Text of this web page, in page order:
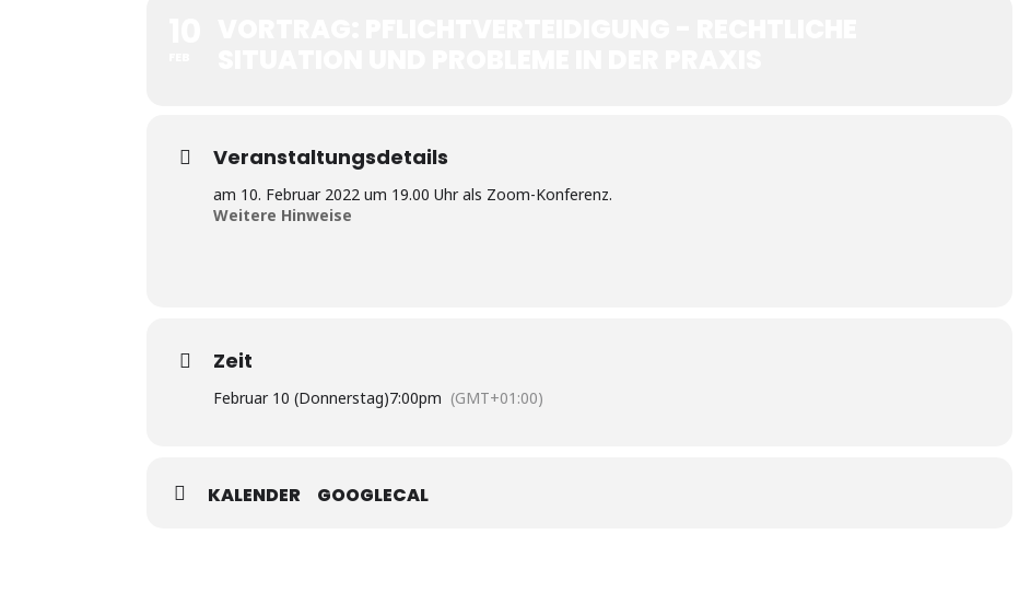
Veranstaltungsdetails
am 10. Februar 2022 um 19.00 Uhr als Zoom-Konferenz.
Weitere Hinweise
Zeit
Februar 10 (Donnerstag)7:00pm (GMT+01:00)
KALENDER GOOGLECAL